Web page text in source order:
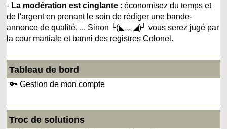
- La modération est cinglante : économisez du temps et
de l'argent en prenant le soin de rédiger une bande-
annonce de qualité, ... Sinon ╰(◣﹏◢)╯ vous serez jugé par
la cour martiale et banni des registres Colonel.
Tableau de bord
🔑 Gestion de mon compte
Troc de solutions